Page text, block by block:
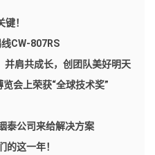
！
CW-807RS
肩共成长，创团队美好明天
会上荣获“全球技术奖”
泰公司来给解决方案
这一年！